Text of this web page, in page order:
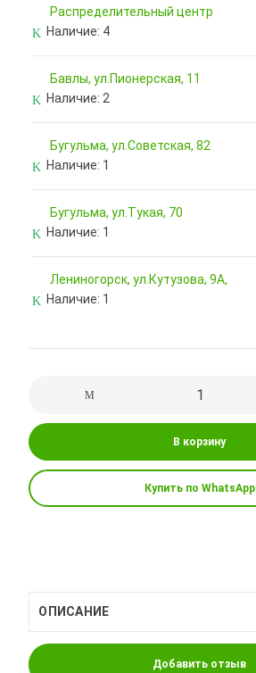
Pаспределительный центр
Наличие: 4
Бавлы, ул.Пионерская, 11
Наличие: 2
Бугульма, ул.Советская, 82
Наличие: 1
Бугульма, ул.Тукая, 70
Наличие: 1
Лениногорск, ул.Кутузова, 9А,
Наличие: 1
В корзину
Купить по WhatsApp
ОПИСАНИЕ
Добавить отзыв